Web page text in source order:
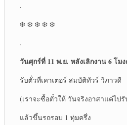
.
❄️ ❄️ ❄️ ❄️ ❄️
.
วันศุกร์ที่ 11 พ.ย. หลังเลิกงาน 6 โม
รับตั๋วที่เคาเตอร์ สมบัติทัวร์ วิภาวดี
(เราจะซื้อตั๋วให้ วันจริงอาสาแค่ไป
แล้วขึ้นรถรอบ 1 ทุ่มครึ่ง